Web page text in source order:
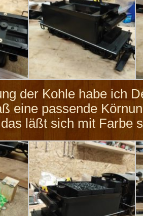
der Kohle habe ich
eine passende
läßt sich mit Farbe